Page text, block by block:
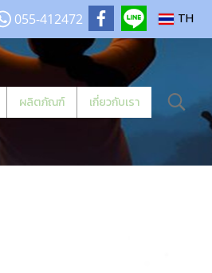
055-412472 TH
ผลิตภัณฑ์ เกี่ยวกับเรา